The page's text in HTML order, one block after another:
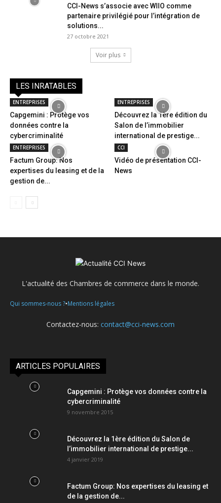
CCI-News s’associe avec WIIO comme
partenaire privilégié pour l’intégration de
solutions...
27 octobre 2021
Voir plus
LES INRATABLES
ENTREPRISES
Capgemini : Protège vos
données contre la
cybercriminalité
ENTREPRISES
Découvrez la 1ère édition du
Salon de l’immobilier
international de prestige...
ENTREPRISES
Factum Group: Nos
expertises du leasing et de la
gestion de...
CCI
Vidéo de présentation CCI-
News
L'actualité des Chambres de commerce dans le monde.
Qui sommes-nous ?•Mentions légales
Contactez-nous: contact@cci-news.com
ARTICLES POPULAIRES
Capgemini : Protège vos données contre la
cybercriminalité
9 novembre 2015
Découvrez la 1ère édition du Salon de
l’immobilier international de prestige...
4 janvier 2019
Factum Group: Nos expertises du leasing et
de la gestion de...